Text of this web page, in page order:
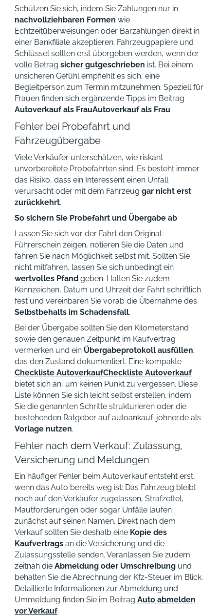
Schützen Sie sich, indem Sie Zahlungen nur in
nachvollziehbaren Formen wie
Echtzeitüberweisungen oder Barzahlungen direkt in
einer Bankfiliale akzeptieren. Fahrzeugpapiere und
Schlüssel sollten erst übergeben werden, wenn der
volle Betrag sicher gutgeschrieben ist. Bei einem
unsicheren Gefühl empfiehlt es sich, eine
Begleitperson zum Termin mitzunehmen. Speziell für
Frauen finden sich ergänzende Tipps im Beitrag
Autoverkauf als FrauAutoverkauf als Frau.
Fehler bei Probefahrt und
Fahrzeugübergabe
Viele Verkäufer unterschätzen, wie riskant
unvorbereitete Probefahrten sind. Es besteht immer
das Risiko, dass ein Interessent einen Unfall
verursacht oder mit dem Fahrzeug gar nicht erst
zurückkehrt.
So sichern Sie Probefahrt und Übergabe ab
Lassen Sie sich vor der Fahrt den Original-
Führerschein zeigen, notieren Sie die Daten und
fahren Sie nach Möglichkeit selbst mit. Sollten Sie
nicht mitfahren, lassen Sie sich unbedingt ein
wertvolles Pfand geben. Halten Sie zudem
Kennzeichen, Datum und Uhrzeit der Fahrt schriftlich
fest und vereinbaren Sie vorab die Übernahme des
Selbstbehalts im Schadensfall.
Bei der Übergabe sollten Sie den Kilometerstand
sowie den genauen Zeitpunkt im Kaufvertrag
vermerken und ein Übergabeprotokoll ausfüllen,
das den Zustand dokumentiert. Eine kompakte
Checkliste AutoverkaufCheckliste Autoverkauf
bietet sich an, um keinen Punkt zu vergessen. Diese
Liste können Sie sich leicht selbst erstellen, indem
Sie die genannten Schritte strukturieren oder die
bestehenden Ratgeber auf autoankauf-johner.de als
Vorlage nutzen.
Fehler nach dem Verkauf: Zulassung,
Versicherung und Meldungen
Ein häufiger Fehler beim Autoverkauf entsteht erst,
wenn das Auto bereits weg ist: Das Fahrzeug bleibt
noch auf den Verkäufer zugelassen, Strafzettel,
Mautforderungen oder sogar Unfälle laufen
zunächst auf seinen Namen. Direkt nach dem
Verkauf sollten Sie deshalb eine Kopie des
Kaufvertrags an die Versicherung und die
Zulassungsstelle senden. Veranlassen Sie zudem
zeitnah die Abmeldung oder Umschreibung und
behalten Sie die Abrechnung der Kfz-Steuer im Blick.
Detaillierte Informationen zur Abmeldung und
Ummeldung finden Sie im Beitrag Auto abmelden
vor Verkauf.